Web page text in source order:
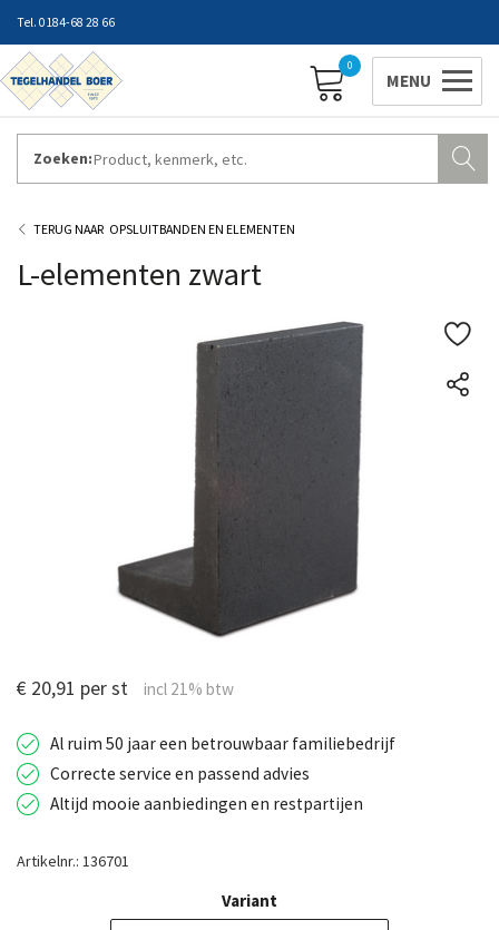
0184-68 28 66
0
Zoeken:
ZAKELIJK INLOGGEN
OPSLUITBANDEN EN ELEMENTEN
L-elementen zwart
€ 20,91 per st
Al ruim 50 jaar een betrouwbaar familiebedrijf
Correcte service en passend advies
Altijd mooie aanbiedingen en restpartijen
Artikelnr.: 136701
Variant